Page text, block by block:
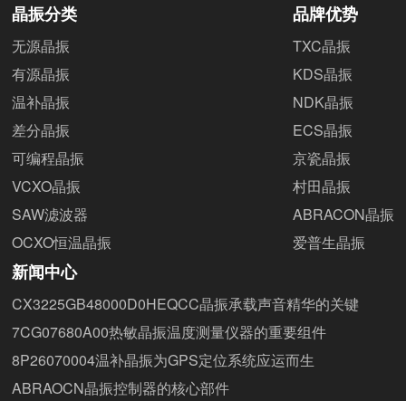
晶振分类
无源晶振
有源晶振
温补晶振
差分晶振
可编程晶振
VCXO晶振
SAW滤波器
OCXO恒温晶振
品牌优势
TXC晶振
KDS晶振
NDK晶振
ECS晶振
京瓷晶振
村田晶振
ABRACON晶振
爱普生晶振
新闻中心
CX3225GB48000D0HEQCC晶振承载声音精华的关键
7CG07680A00热敏晶振温度测量仪器的重要组件
8P26070004温补晶振为GPS定位系统应运而生
ABRAOCN晶振控制器的核心部件